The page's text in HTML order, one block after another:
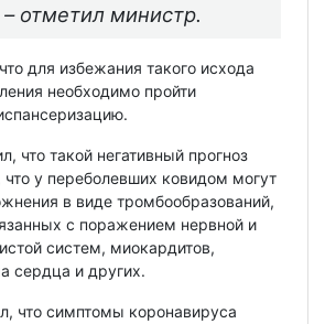
отметил министр.
для избежания такого исхода
необходимо пройти
что такой негативный прогноз
что у переболевших ковидом могут
в виде тромбообразований,
с поражением нервной и
систем, миокардитов,
сердца и других.
что симптомы коронавируса